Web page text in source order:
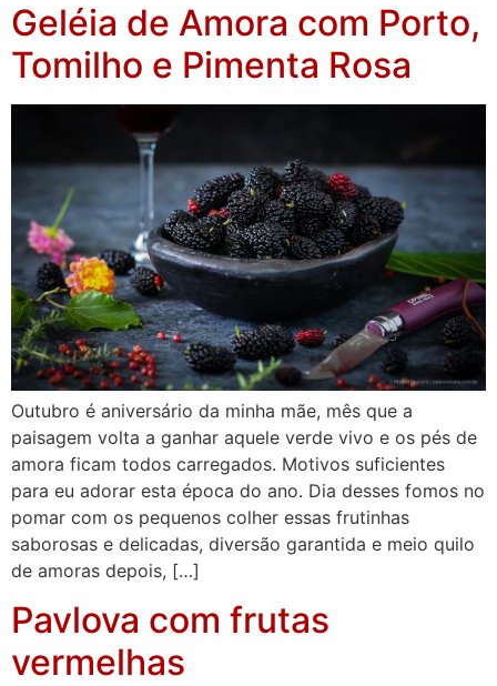
Geléia de Amora com Porto,
Tomilho e Pimenta Rosa
Outubro é aniversário da minha mãe, mês que a
paisagem volta a ganhar aquele verde vivo e os pés de
amora ficam todos carregados. Motivos suficientes
para eu adorar esta época do ano. Dia desses fomos no
pomar com os pequenos colher essas frutinhas
saborosas e delicadas, diversão garantida e meio quilo
de amoras depois, […]
Pavlova com frutas
vermelhas